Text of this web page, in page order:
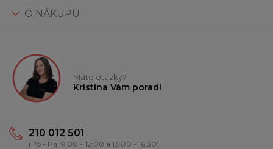
O NÁKUPU
Máte otázky?
Kristína Vám poradí
210 012 501
(Po - Pá: 9:00 - 12:00 a 13:00 - 16:30)